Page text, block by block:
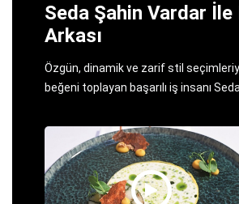
Seda Şahin Vardar
Arkası
Özgün, dinamik ve zarif stil
beğeni toplayan başarılı iş insanı
gidelim.